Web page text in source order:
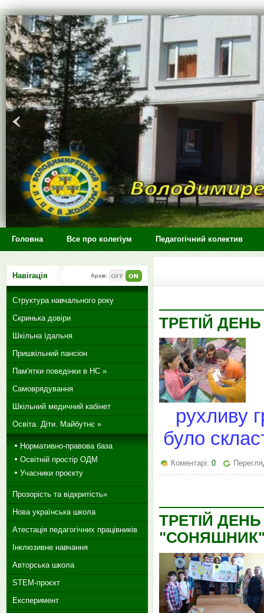
>
Головна Все про колегіум Педагогічний колектив
ТРЕТІЙ
рухливу
було
Коментарі: 0
ТРЕТІЙ
Навігація Архів:
Структура навчального року
Скринька довіри
Шкільна їдальня
Пришкільний пансіон
Пам'ятки поведінки в НС »
Самоврядування
Шкільний медичний кабінет
Освіта. Діти. Майбутнє »
Нормативно-правова база
Освітній простір ОДМ
Учасники проєкту
Прозорість та відкритість»
Нова українська школа
Атестація педагогічних працівників
Інклюзивне навчання
Авторська школа
STEM-проєкт
Експеримент